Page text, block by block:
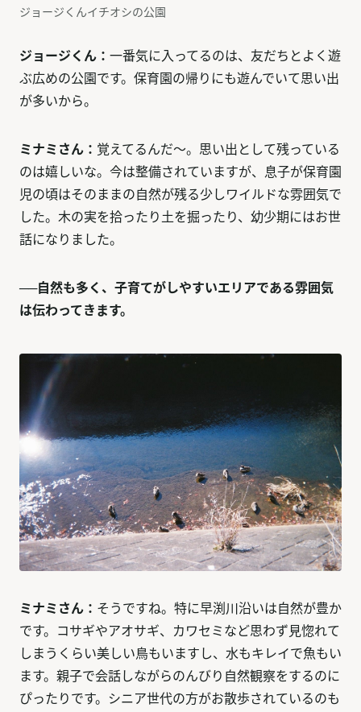
ジョージくんイチオシの公園
ジョージくん： 一番気に入ってるのは、友だちとよく遊
ぶ広めの公園です。保育園の帰りにも遊んでいて思い出
が多いから。
ミナミさん： 覚えてるんだ〜。思い出として残っている
のは嬉しいな。今は整備されていますが、息子が保育園
児の頃はそのままの自然が残る少しワイルドな雰囲気で
した。木の実を拾ったり土を掘ったり、幼少期にはお世
話になりました。
──自然も多く、子育てがしやすいエリアである雰囲気
は伝わってきます。
ミナミさん： そうですね。特に早渕川沿いは自然が豊か
です。コサギやアオサギ、カワセミなど思わず見惚れて
しまうくらい美しい鳥もいますし、水もキレイで魚もい
ます。親子で会話しながらのんびり自然観察をするのに
ぴったりです。シニア世代の方がお散歩されているのも